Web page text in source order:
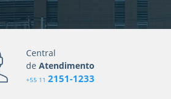
Central
de Atendimento
+55 11 2151-1233